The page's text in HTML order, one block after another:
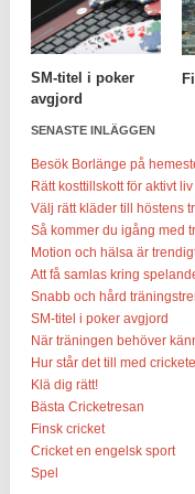
SM-titel i poker
avgjord
SENASTE INLÄGGEN
Besök Borlänge på
Rätt kosttillskott för aktivt liv
Välj rätt kläder till höstens
Så kommer du igång med
Motion och hälsa är
Att få samlas kring
Snabb och hård
SM-titel i poker avgjord
När träningen behöver
Hur står det till med
Klä dig rätt!
Bästa Cricketresan
Finsk cricket
Cricket en engelsk sport
Spel